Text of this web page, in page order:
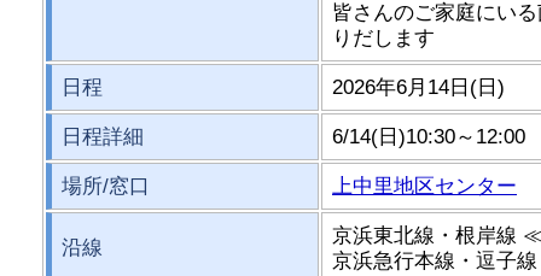
皆さんのご家庭にい
りだします
日程 2026年6月14日(日)
日程詳細 6/14(日)10:30～12:00
場所/窓口 上中里地区センター
沿線
京浜東北線・根岸線
京浜急行本線・逗